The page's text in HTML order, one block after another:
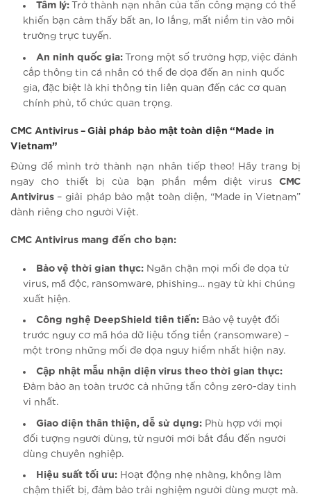
Tâm lý: Trở thành nạn nhân của tấn công mạng có thể
khiến bạn cảm thấy bất an, lo lắng, mất niềm tin vào môi
trường trực tuyến.
An ninh quốc gia: Trong một số trường hợp, việc đánh
cắp thông tin cá nhân có thể đe dọa đến an ninh quốc
gia, đặc biệt là khi thông tin liên quan đến các cơ quan
chính phủ, tổ chức quan trọng.
CMC Antivirus – Giải pháp bảo mật toàn diện “Made in
Vietnam”
Đừng để mình trở thành nạn nhân tiếp theo! Hãy trang bị
ngay cho thiết bị của bạn phần mềm diệt virus CMC
Antivirus – giải pháp bảo mật toàn diện, “Made in Vietnam”
dành riêng cho người Việt.
CMC Antivirus mang đến cho bạn:
Bảo vệ thời gian thực: Ngăn chặn mọi mối đe dọa từ
virus, mã độc, ransomware, phishing… ngay từ khi chúng
xuất hiện.
Công nghệ DeepShield tiên tiến: Bảo vệ tuyệt đối
trước nguy cơ mã hóa dữ liệu tống tiền (ransomware) –
một trong những mối đe dọa nguy hiểm nhất hiện nay.
Cập nhật mẫu nhận diện virus theo thời gian thực:
Đảm bảo an toàn trước cả những tấn công zero-day tinh
vi nhất.
Giao diện thân thiện, dễ sử dụng: Phù hợp với mọi
đối tượng người dùng, từ người mới bắt đầu đến người
dùng chuyên nghiệp.
Hiệu suất tối ưu: Hoạt động nhẹ nhàng, không làm
chậm thiết bị, đảm bảo trải nghiệm người dùng mượt mà.